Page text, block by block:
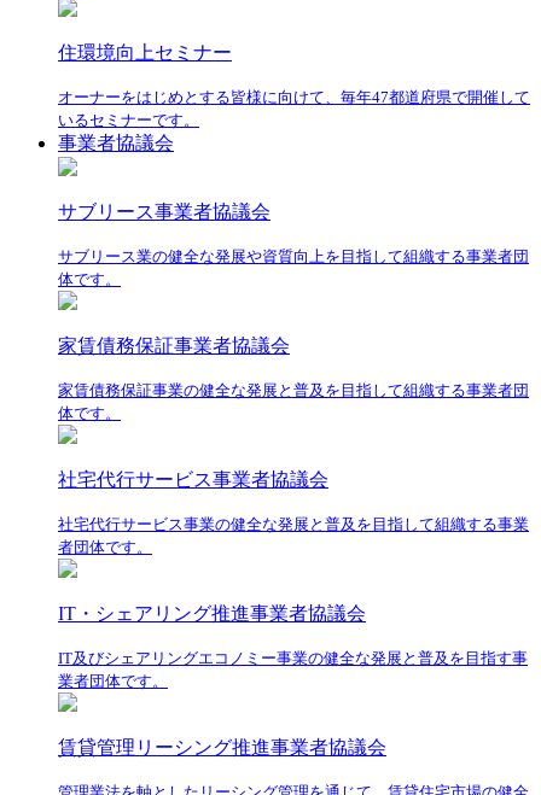
住環境向上セミナー
オーナーをはじめとする皆様に向けて、毎年47都道府県で開催して
いるセミナーです。
事業者協議会
サブリース事業者協議会
サブリース業の健全な発展や資質向上を目指して組織する事業者団
体です。
家賃債務保証事業者協議会
家賃債務保証事業の健全な発展と普及を目指して組織する事業者団
体です。
社宅代行サービス事業者協議会
社宅代行サービス事業の健全な発展と普及を目指して組織する事業
者団体です。
IT・シェアリング推進事業者協議会
IT及びシェアリングエコノミー事業の健全な発展と普及を目指す事
業者団体です。
賃貸管理リーシング推進事業者協議会